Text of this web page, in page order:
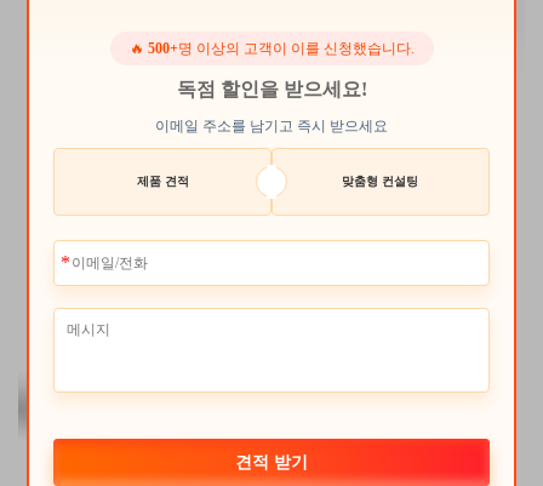
🔥 500+명 이상의 고객이 이를 신청했습니다.
독점 할인을 받으세요!
이메일 주소를 남기고 즉시 받으세요
제품 견적 맞춤형 컨설팅
견적 받기